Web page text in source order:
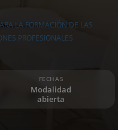
LA FORMACIÓN DE LAS
PROFESIONALES
FECHAS
Modalidad
abierta